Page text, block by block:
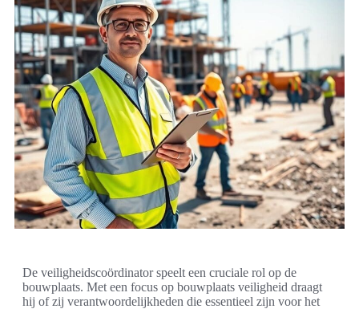
De veiligheidscoördinator speelt een cruciale rol op de
bouwplaats. Met een focus op bouwplaats veiligheid draagt
hij of zij verantwoordelijkheden die essentieel zijn voor het